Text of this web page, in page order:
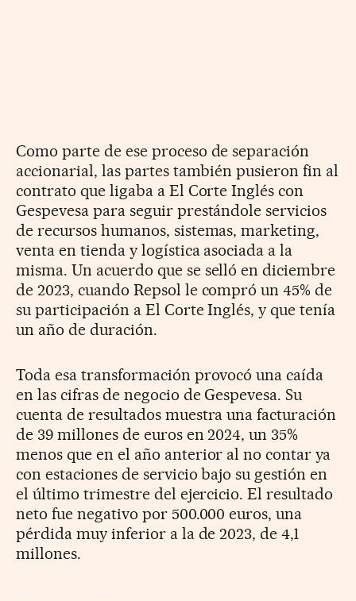
Como parte de ese proceso de separación
accionarial, las partes también pusieron fin al
contrato que ligaba a El Corte Inglés con
Gespevesa para seguir prestándole servicios
de recursos humanos, sistemas, marketing,
venta en tienda y logística asociada a la
misma. Un acuerdo que se selló en diciembre
de 2023, cuando Repsol le compró un 45% de
su participación a El Corte Inglés, y que tenía
un año de duración.
Toda esa transformación provocó una caída
en las cifras de negocio de Gespevesa. Su
cuenta de resultados muestra una facturación
de 39 millones de euros en 2024, un 35%
menos que en el año anterior al no contar ya
con estaciones de servicio bajo su gestión en
el último trimestre del ejercicio. El resultado
neto fue negativo por 500.000 euros, una
pérdida muy inferior a la de 2023, de 4,1
millones.